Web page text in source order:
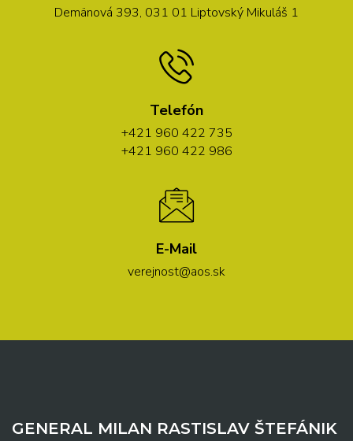
Demänová 393, 031 01 Liptovský Mikuláš 1
Telefón
+421 960 422 735
+421 960 422 986
E-Mail
verejnost@aos.sk
GENERAL MILAN RASTISLAV ŠTEFÁNIK